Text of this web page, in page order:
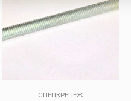
СПЕЦКРЕПЕЖ